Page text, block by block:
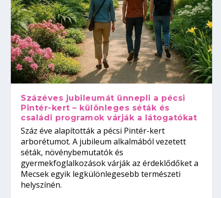
Százéves jubileumát ünnepli a pécsi
Pintér-kert – különleges séták és
családi programok várják a látogatókat
Száz éve alapították a pécsi Pintér-kert
arborétumot. A jubileum alkalmából vezetett
séták, növénybemutatók és
gyermekfoglalkozások várják az érdeklődőket a
Mecsek egyik legkülönlegesebb természeti
helyszínén.